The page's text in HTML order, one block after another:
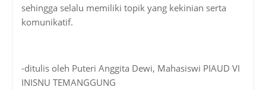
sehingga selalu memiliki topik yang kekinian serta
komunikatif.
-ditulis oleh Puteri Anggita Dewi, Mahasiswi PIAUD VI
INISNU TEMANGGUNG